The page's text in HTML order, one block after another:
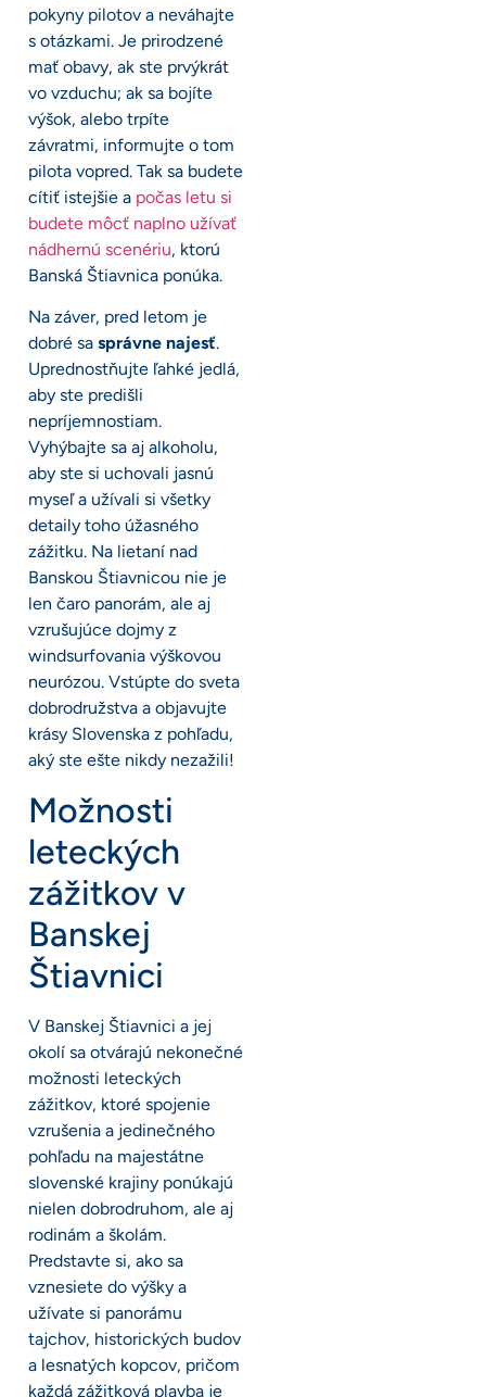
pokyny pilotov a neváhajte
s otázkami. Je prirodzené
mať obavy, ak ste prvýkrát
vo vzduchu; ak sa bojíte
výšok, alebo trpíte
závratmi, informujte o tom
pilota vopred. Tak sa budete
cítiť istejšie a počas letu si
budete môcť naplno užívať
nádhernú scenériu, ktorú
Banská Štiavnica ponúka.
Na záver, pred letom je
dobré sa správne najesť.
Uprednostňujte ľahké jedlá,
aby ste predišli
nepríjemnostiam.
Vyhýbajte sa aj alkoholu,
aby ste si uchovali jasnú
myseľ a užívali si všetky
detaily toho úžasného
zážitku. Na lietaní nad
Banskou Štiavnicou nie je
len čaro panorám, ale aj
vzrušujúce dojmy z
windsurfovania výškovou
neurózou. Vstúpte do sveta
dobrodružstva a objavujte
krásy Slovenska z pohľadu,
aký ste ešte nikdy nezažili!
Možnosti
leteckých
zážitkov v
Banskej
Štiavnici
V Banskej Štiavnici a jej
okolí sa otvárajú nekonečné
možnosti leteckých
zážitkov, ktoré spojenie
vzrušenia a jedinečného
pohľadu na majestátne
slovenské krajiny ponúkajú
nielen dobrodruhom, ale aj
rodinám a školám.
Predstavte si, ako sa
vznesiete do výšky a
užívate si panorámu
tajchov, historických budov
a lesnatých kopcov, pričom
každá zážitková plavba je